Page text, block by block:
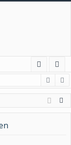
m
el
ist
rie